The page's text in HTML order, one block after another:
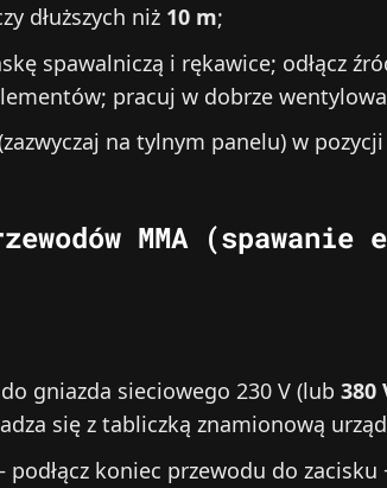
dłuższych niż 10 m;
spawalniczą i rękawice; odłącz
pracuj w dobrze
na tylnym panelu) w pozycji
MMA (spawanie
gniazda sieciowego 230 V (lub 380
się z tabliczką znamionową
podłącz koniec przewodu do zacisku